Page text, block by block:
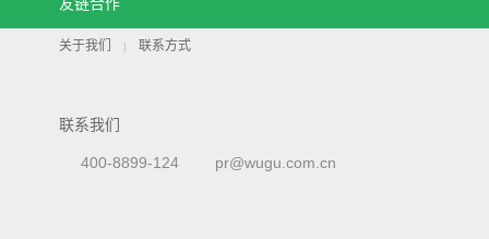
友链合作
关于我们 | 联系方式
联系我们
400-8899-124 pr@wugu.com.cn